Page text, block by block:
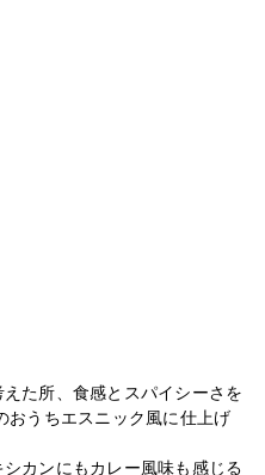
た所、食感とスパイシーさを
おうちエスニック風に仕上げ
カンにもカレー風味も感じる